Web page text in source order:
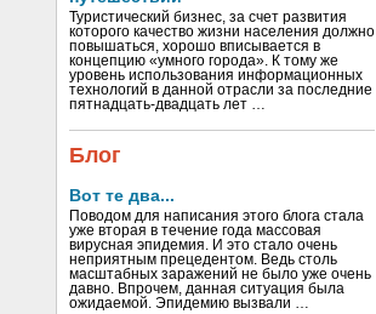
Туристический бизнес, за счет развития
которого качество жизни населения должно
повышаться, хорошо вписывается в
концепцию «умного города». К тому же
уровень использования информационных
технологий в данной отрасли за последние
пятнадцать-двадцать лет …
Блог
Вот те два...
Поводом для написания этого блога стала
уже вторая в течение года массовая
вирусная эпидемия. И это стало очень
неприятным прецедентом. Ведь столь
масштабных заражений не было уже очень
давно. Впрочем, данная ситуация была
ожидаемой. Эпидемию вызвали …